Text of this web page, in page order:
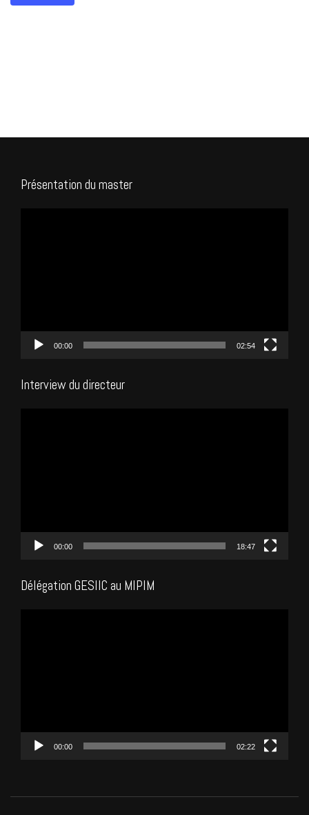
Présentation du master
00:00 02:54
Interview du directeur
00:00 18:47
Délégation GESIIC au MIPIM
00:00 02:22